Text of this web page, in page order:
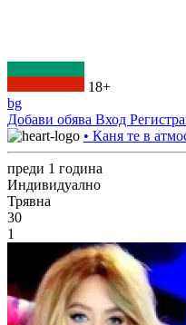
18+
bg
Добави обява Вход
• Каня те в
преди 1 година
Индивидуално
Трявна
30
1